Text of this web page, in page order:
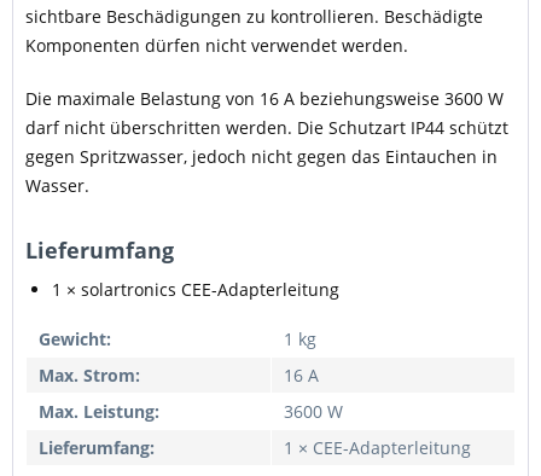
sichtbare Beschädigungen zu kontrollieren. Beschädigte
Komponenten dürfen nicht verwendet werden.
Die maximale Belastung von 16 A beziehungsweise 3600 W
darf nicht überschritten werden. Die Schutzart IP44 schützt
gegen Spritzwasser, jedoch nicht gegen das Eintauchen in
Wasser.
Lieferumfang
1 × solartronics CEE-Adapterleitung
Gewicht:
1 kg
Max. Strom:
16 A
Max. Leistung:
3600 W
Lieferumfang:
1 × CEE-Adapterleitung